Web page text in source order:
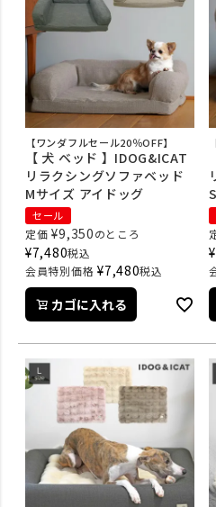
【ワンダフルセール20％OFF】
【 犬 ベッド 】IDOG&ICAT
リラクシングソファベッド
Mサイズ アイドッグ
セール
定価 ¥9,350のところ
¥7,480税込
会員特別価格 ¥7,480税込
カゴに入れる
¥